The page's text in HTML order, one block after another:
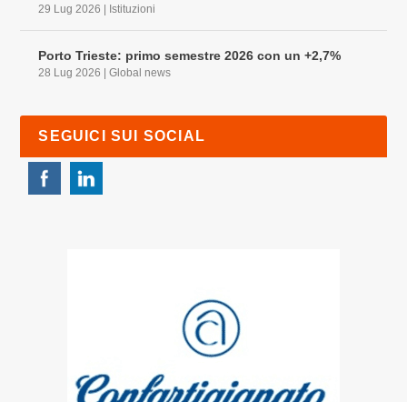
29 Lug 2026 Istituzioni
Porto Trieste: primo semestre 2026 con un +2,7%
28 Lug 2026 |Global news
SEGUICI SUI SOCIAL